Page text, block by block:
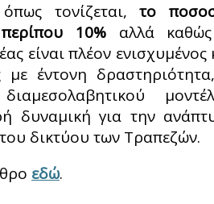
τονίζεται, το
10% αλλά
είναι πλέον ενισχυμένος
με έντονη
δυναμική για την
του δικτύου των Τραπεζών.
εδώ.